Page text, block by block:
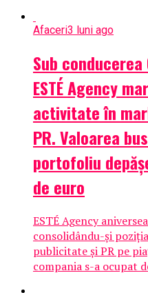
Afaceri3 luni ago
Sub
ESTÉ Agency
activitate în
PR. Valoarea
portofoliu
de euro
ESTÉ Agency
consolidându-și
publicitate și PR pe
compania s-a ocupat